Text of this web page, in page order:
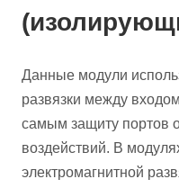
Данные модули
развязки между
самым защиту портов
воздействий. В
электромагнитной